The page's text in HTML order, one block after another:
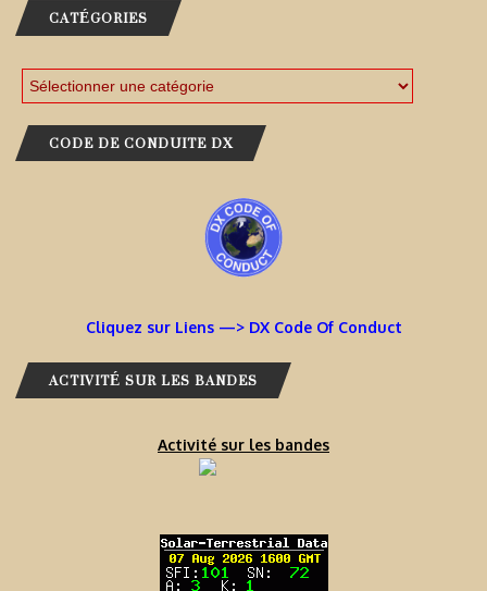
CATÉGORIES
CODE DE CONDUITE DX
Cliquez sur Liens —> DX Code Of Conduct
ACTIVITÉ SUR LES BANDES
Activité sur les bandes